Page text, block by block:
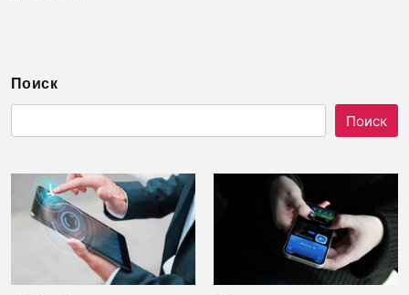
Поиск
Поиск